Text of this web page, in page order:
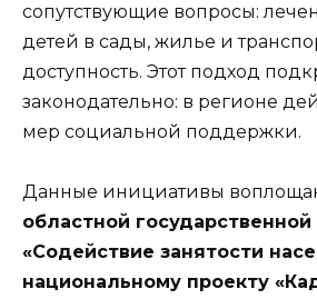
сопутствующие вопросы:
детей в сады, жилье и
доступность. Этот подход
законодательно: в регионе
мер социальной поддержки.
Данные инициативы
областной
«Содействие занятости
национальному проекту